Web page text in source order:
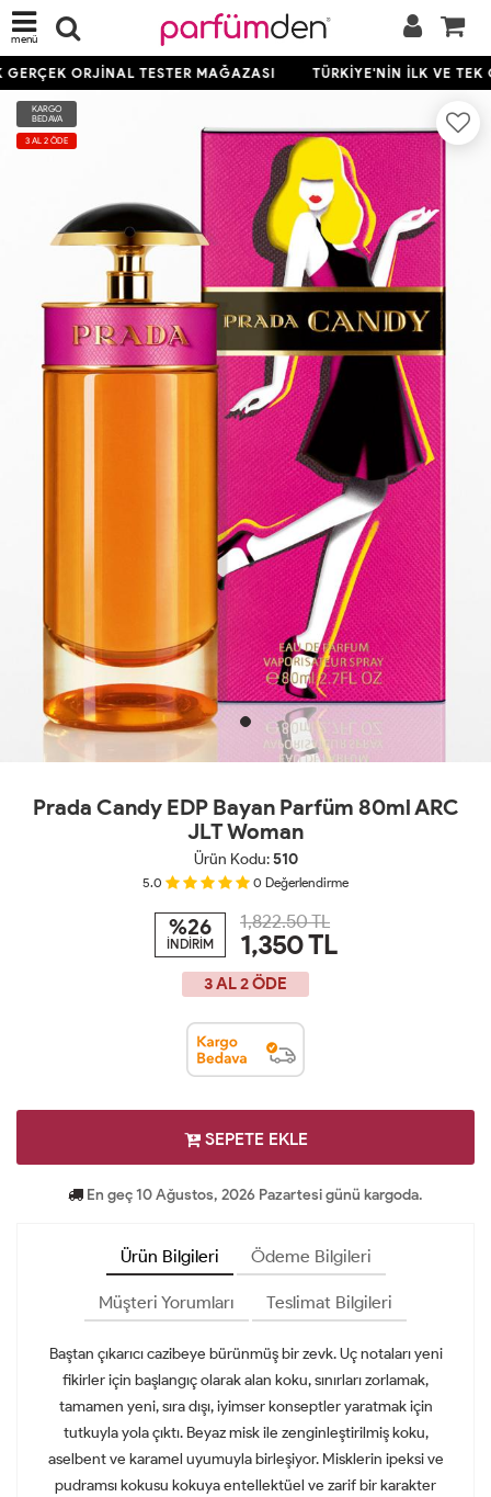
menü
ORJİNAL TESTER MAĞAZASI TÜRKİYE'NİN İLK VE TEK
KARGO
BEDAVA
3 AL 2 ÖDE
Prada Candy EDP Bayan Parfüm 80ml ARC
JLT Woman
Ürün Kodu:510
5.0 0 Değerlendirme
%26
İNDİRİM
1,822.50 TL
1,350TL
3 AL 2 ÖDE
SEPETE EKLE
En geç 10 Ağustos, 2026 Pazartesi günü kargoda.
Ürün Bilgileri Ödeme Bilgileri
Müşteri Yorumları Teslimat Bilgileri
Baştan çıkarıcı cazibeye bürünmüş bir zevk. Uç notaları yeni
fikirler için başlangıç olarak alan koku, sınırları zorlamak,
tamamen yeni, sıra dışı, iyimser konseptler yaratmak için
tutkuyla yola çıktı. Beyaz misk ile zenginleştirilmiş koku,
aselbent ve karamel uyumuyla birleşiyor. Misklerin ipeksi ve
pudramsı kokusu kokuya entellektüel ve zarif bir karakter